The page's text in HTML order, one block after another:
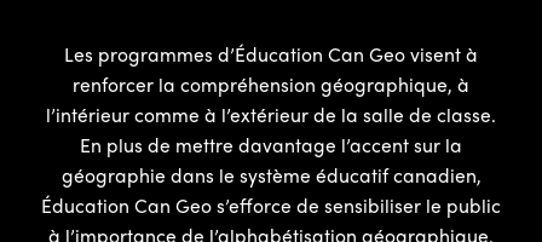
Les programmes d’Éducation Can Geo visent à
renforcer la compréhension géographique, à
l’intérieur comme à l’extérieur de la salle de classe.
En plus de mettre davantage l’accent sur la
géographie dans le système éducatif canadien,
Éducation Can Geo s’efforce de sensibiliser le public
à l’importance de l’alphabétisation géographique.